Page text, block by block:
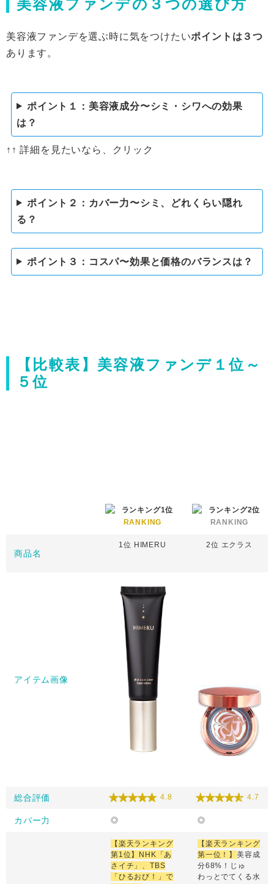
美容液ファンデの３つの選び方
美容液ファンデを選ぶ時に気をつけたいポイントは３つ
あります。
ポイント１：美容液成分〜シミ・シワへの効果
は？
↑↑ 詳細を見たいなら、クリック
ポイント２：カバー力〜シミ、どれくらい隠れ
る？
ポイント３：コスパ〜効果と価格のバランスは？
【比較表】美容液ファンデ１位～
５位
RANKING RANKING
商品名
1位 HIMERU 2位 エクラス
アイテム画像
総合評価 4.8 4.7
カバー力 ◎ ◎
【楽天ランキング
第1位】NHK「あ
さイチ」、TBS
「ひるおび！」で
【楽天ランキング
第一位！】 美容成
分68%！じゅ
わっとでてくる水